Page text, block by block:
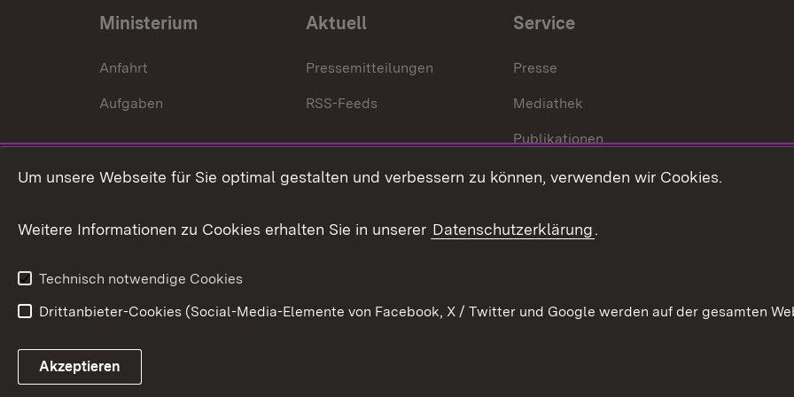
Ministerium
Anfahrt
Aufgaben
Aktuell
Pressemitteilungen
RSS-Feeds
Service
Presse
Mediathek
Publikationen
Stellen und Ausbildung
Verkehrsinformationen
Link zum Landesportal
Um unsere Webseite für Sie optimal gestalten und verbessern zu können, verwenden wir Cookies.
Weitere Informationen zu Cookies erhalten Sie in unserer Datenschutzerklärung.
Technisch notwendige Cookies
Drittanbieter-Cookies (Social-Media-Elemente von Facebook, X / Twitter und Google werden auf der gesamten
Akzeptieren